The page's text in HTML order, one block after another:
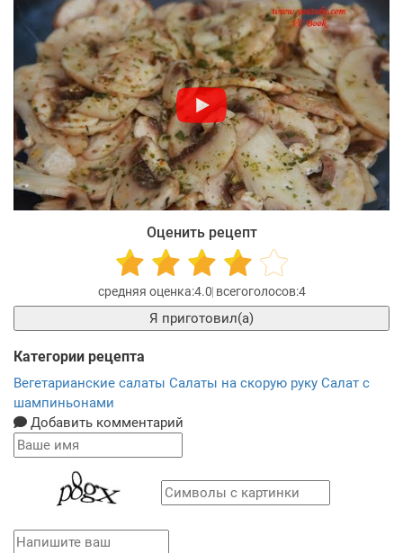
Оценить рецепт
4.0 4
Я приготовил(а)
Категории рецепта
Вегетарианские салаты Салаты на скорую руку Салат с
шампиньонами
Добавить комментарий